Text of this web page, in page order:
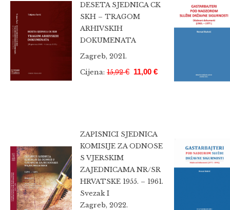
DESETA SJEDNICA CK
SKH – TRAGOM
ARHIVSKIH
DOKUMENATA
Zagreb, 2021.
Cijena: 15,92€ 11,00 €
ZAPISNICI SJEDNICA
KOMISIJE ZA ODNOSE
S VJERSKIM
ZAJEDNICAMA NR/SR
HRVATSKE 1955. – 1961.
Svezak I
Zagreb, 2022.